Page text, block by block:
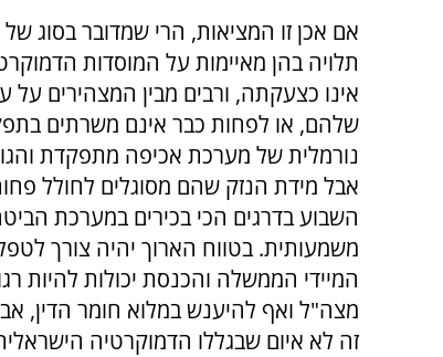
אם אכן זו המציאות, הרי שמדובר בסוג
תלויה בהן מאיימות על המוסדות
אינו כצעקתה, ורבים מבין המצהירים על
שלהם, או לפחות כבר אינם משרתים
נורמלית של מערכת אכיפה מתפקדת
אבל מידת הנזק שהם מסוגלים לחולל
השבוע בדרגים הכי בכירים במערכת
משמעותית. בטווח הארוך יהיה צורך
המיידי הממשלה והכנסת יכולות להיות
מצה"ל ואף להיענש במלוא חומר הדין,
זה לא איום שבגללו הדמוקרטיה